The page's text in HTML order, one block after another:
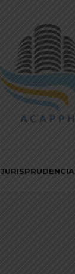
JURISPRUDENCIA